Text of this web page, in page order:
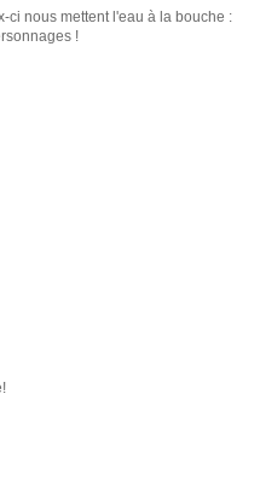
ci nous mettent l'eau à la bouche :
!